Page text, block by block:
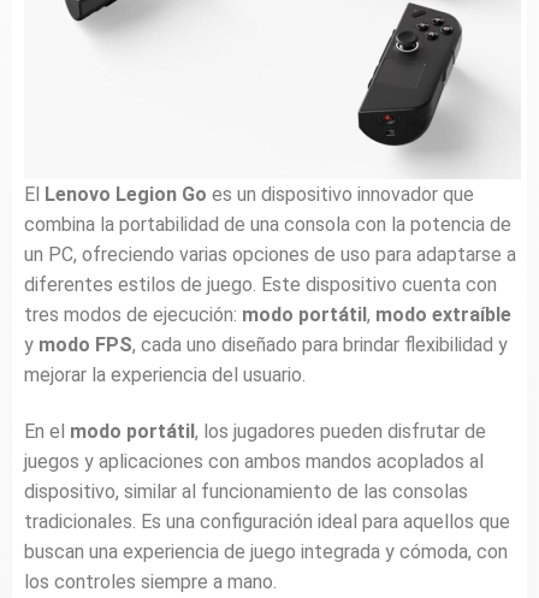
El Lenovo Legion Go es un dispositivo innovador que
combina la portabilidad de una consola con la potencia de
un PC, ofreciendo varias opciones de uso para adaptarse a
diferentes estilos de juego. Este dispositivo cuenta con
tres modos de ejecución: modo portátil, modo extraíble
y modo FPS, cada uno diseñado para brindar flexibilidad y
mejorar la experiencia del usuario.
En el modo portátil , los jugadores pueden disfrutar de
juegos y aplicaciones con ambos mandos acoplados al
dispositivo, similar al funcionamiento de las consolas
tradicionales. Es una configuración ideal para aquellos que
buscan una experiencia de juego integrada y cómoda, con
los controles siempre a mano.